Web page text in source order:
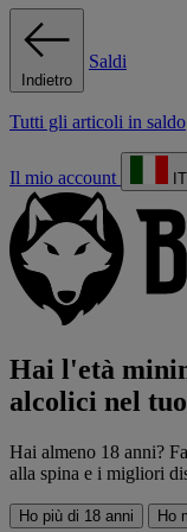
Indietro
Saldi
Tutti gli articoli in saldo
Il mio account
Hai l'età
alcolici nel tuo
Hai almeno 18 anni?
alla spina e i migliori
Ho più di 18 anni Ho